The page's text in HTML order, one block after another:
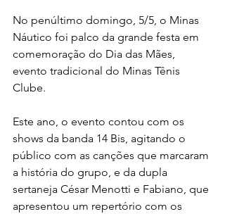
No penúltimo domingo, 5/5, o Minas
Náutico foi palco da grande festa em
comemoração do Dia das Mães,
evento tradicional do Minas Tênis
Clube.
Este ano, o evento contou com os
shows da banda 14 Bis, agitando o
público com as canções que marcaram
a história do grupo, e da dupla
sertaneja César Menotti e Fabiano, que
apresentou um repertório com os